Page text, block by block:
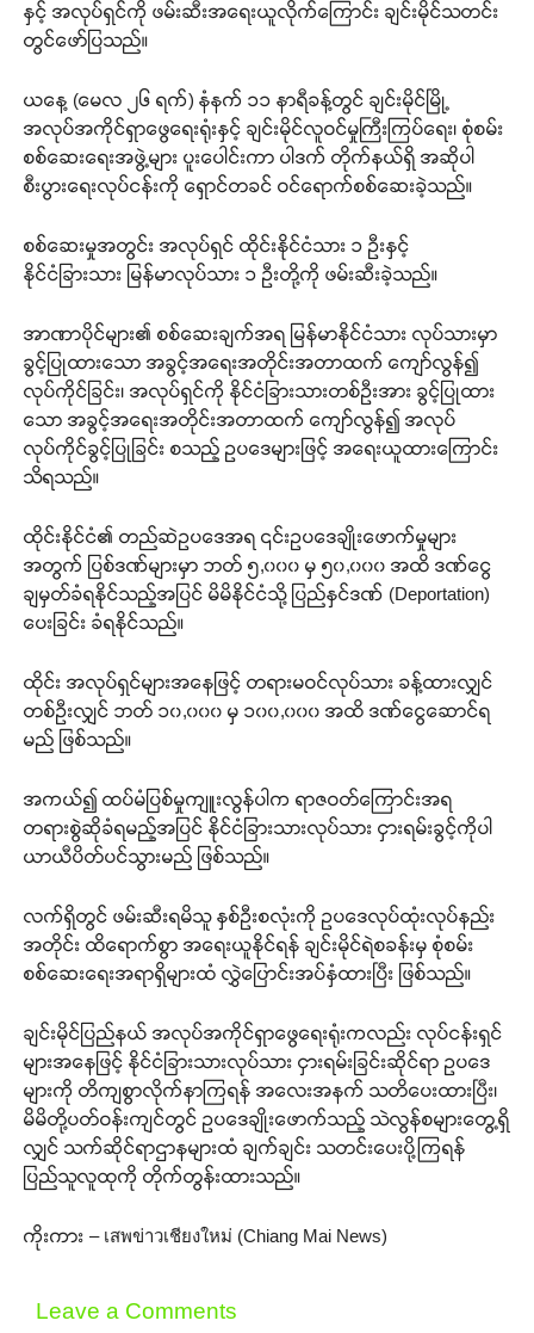
နှင့် အလုပ်ရှင်ကို ဖမ်းဆီးအရေးယူလိုက်ကြောင်း ချင်းမိုင်သတင်း
တွင်ဖော်ပြသည်။
ယနေ့ (မေလ ၂၆ ရက်) နံနက် ၁၁ နာရီခန့်တွင် ချင်းမိုင်မြို့
အလုပ်အကိုင်ရှာဖွေရေးရုံးနှင့် ချင်းမိုင်လူဝင်မှုကြီးကြပ်ရေး၊ စုံစမ်း
စစ်ဆေးရေးအဖွဲ့များ ပူးပေါင်းကာ ပါဒက် တိုက်နယ်ရှိ အဆိုပါ
စီးပွားရေးလုပ်ငန်းကို ရှောင်တခင် ဝင်ရောက်စစ်ဆေးခဲ့သည်။
စစ်ဆေးမှုအတွင်း အလုပ်ရှင် ထိုင်းနိုင်ငံသား ၁ ဦးနှင့်
နိုင်ငံခြားသား မြန်မာလုပ်သား ၁ ဦးတို့ကို ဖမ်းဆီးခဲ့သည်။
အာဏာပိုင်များ၏ စစ်ဆေးချက်အရ မြန်မာနိုင်ငံသား လုပ်သားမှာ
ခွင့်ပြုထားသော အခွင့်အရေးအတိုင်းအတာထက် ကျော်လွန်၍
လုပ်ကိုင်ခြင်း၊ အလုပ်ရှင်ကို နိုင်ငံခြားသားတစ်ဦးအား ခွင့်ပြုထား
သော အခွင့်အရေးအတိုင်းအတာထက် ကျော်လွန်၍ အလုပ်
လုပ်ကိုင်ခွင့်ပြုခြင်း စသည့် ဥပဒေများဖြင့် အရေးယူထားကြောင်း
သိရသည်။
ထိုင်းနိုင်ငံ၏ တည်ဆဲဥပဒေအရ ၎င်းဥပဒေချိုးဖောက်မှုများ
အတွက် ပြစ်ဒဏ်များမှာ ဘတ် ၅,၀၀၀ မှ ၅၀,၀၀၀ အထိ ဒဏ်ငွေ
ချမှတ်ခံရနိုင်သည့်အပြင် မိမိနိုင်ငံသို့ ပြည်နှင်ဒဏ် (Deportation)
ပေးခြင်း ခံရနိုင်သည်။
ထိုင်း အလုပ်ရှင်များအနေဖြင့် တရားမဝင်လုပ်သား ခန့်ထားလျှင်
တစ်ဦးလျှင် ဘတ် ၁၀,၀၀၀ မှ ၁၀၀,၀၀၀ အထိ ဒဏ်ငွေဆောင်ရ
မည် ဖြစ်သည်။
အကယ်၍ ထပ်မံပြစ်မှုကျူးလွန်ပါက ရာဇဝတ်ကြောင်းအရ
တရားစွဲဆိုခံရမည့်အပြင် နိုင်ငံခြားသားလုပ်သား ငှားရမ်းခွင့်ကိုပါ
ယာယီပိတ်ပင်သွားမည် ဖြစ်သည်။
လက်ရှိတွင် ဖမ်းဆီးရမိသူ နှစ်ဦးစလုံးကို ဥပဒေလုပ်ထုံးလုပ်နည်း
အတိုင်း ထိရောက်စွာ အရေးယူနိုင်ရန် ချင်းမိုင်ရဲစခန်းမှ စုံစမ်း
စစ်ဆေးရေးအရာရှိများထံ လွှဲပြောင်းအပ်နှံထားပြီး ဖြစ်သည်။
ချင်းမိုင်ပြည်နယ် အလုပ်အကိုင်ရှာဖွေရေးရုံးကလည်း လုပ်ငန်းရှင်
များအနေဖြင့် နိုင်ငံခြားသားလုပ်သား ငှားရမ်းခြင်းဆိုင်ရာ ဥပဒေ
များကို တိကျစွာလိုက်နာကြရန် အလေးအနက် သတိပေးထားပြီး၊
မိမိတို့ပတ်ဝန်းကျင်တွင် ဥပဒေချိုးဖောက်သည့် သဲလွန်စများတွေ့ရှိ
လျှင် သက်ဆိုင်ရာဌာနများထံ ချက်ချင်း သတင်းပေးပို့ကြရန်
ပြည်သူလူထုကို တိုက်တွန်းထားသည်။
ကိုးကား – เสพข่าวเชียงใหม่ (Chiang Mai News)
Leave a Comments